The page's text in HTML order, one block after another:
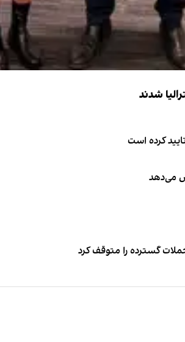
کرده است
می‌دهد
گسترده را متوقف کرد